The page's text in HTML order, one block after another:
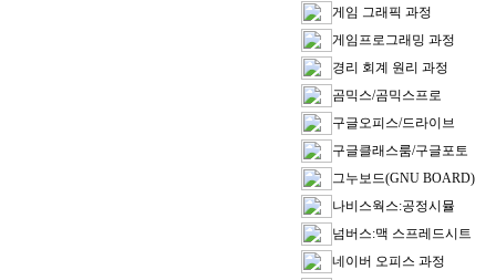
게임 그래픽 과정
게임프로그래밍 과정
경리 회계 원리 과정
곰믹스/곰믹스프로
구글오피스/드라이브
구글클래스룸/구글포토
그누보드(GNU BOARD)
나비스웍스:공정시뮬
넘버스:맥 스프레드시트
네이버 오피스 과정